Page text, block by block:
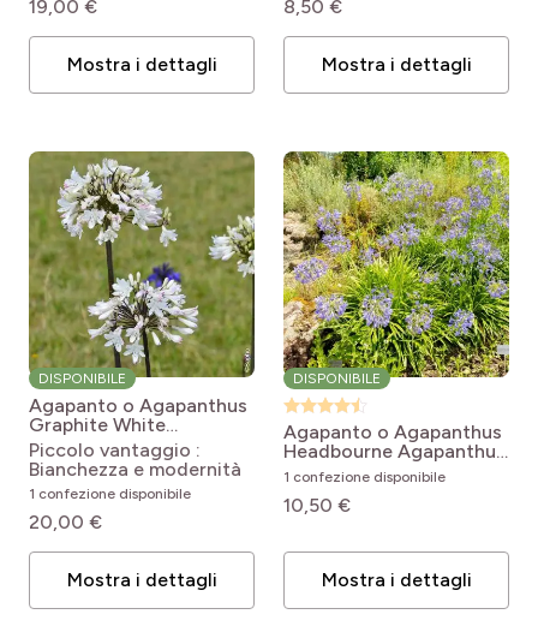
19,00 €
Mostra i dettagli
8,50 €
Mostra i dettagli
DISPONIBILE
Agapanto o Agapanthus
Graphite White
Agapanthus Graphite®
White 'TURK3'
Piccolo vantaggio :
Bianchezza e modernità
1 confezione disponibile
20,00 €
Mostra i dettagli
DISPONIBILE
Agapanto o Agapanthus
Headbourne Agapanthus
Hybride Headbourne Blue
1 confezione disponibile
10,50 €
Mostra i dettagli